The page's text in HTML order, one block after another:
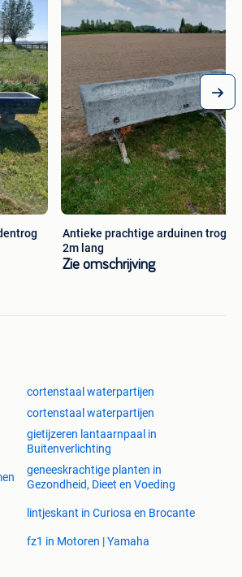
Antieke prachtige arduinen trog van
2m lang
Zie omschrijving
cortenstaal waterpartijen
cortenstaal waterpartijen
gietijzeren lantaarnpaal in
Buitenverlichting
geneeskrachtige planten in
Gezondheid, Dieet en Voeding
lintjeskant in Curiosa en Brocante
fz1 in Motoren | Yamaha